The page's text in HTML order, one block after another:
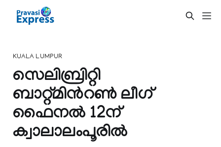
KUALA LUMPUR
സെലിബ്രിറ്റി
ബാറ്റ്മിന്‍റണ്‍ ലീഗ്
ഫൈനല്‍ 12ന്
ക്വാലാലംപൂരില്‍